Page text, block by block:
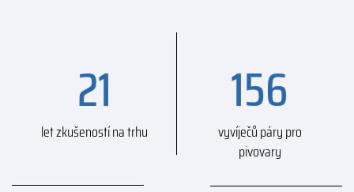
21
let zkušeností na trhu
156
vyvíječů páry pro
pivovary